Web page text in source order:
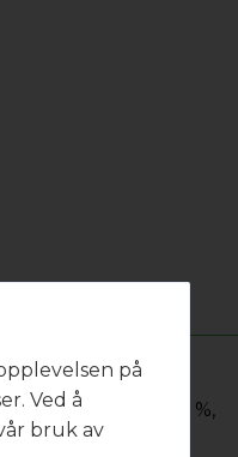
sett med
ePM1 55 %,
områder
på
Ved å
bruk av